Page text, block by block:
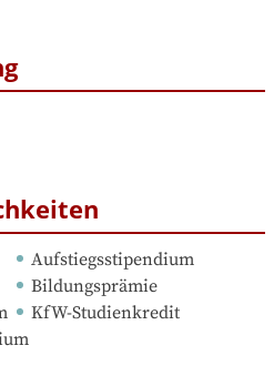
Aufstiegsstipendium
Bildungsprämie
KfW-Studienkredit